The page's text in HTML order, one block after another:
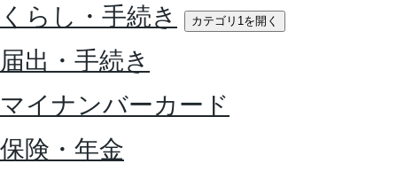
くらし・手続き カテゴリ1を開く
届出・手続き
マイナンバーカード
保険・年金